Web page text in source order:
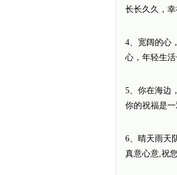
长长久久，幸
4、宽阔的心
心，年轻生
5、你在海边
你的祝福是
6、晴天雨天
真意心意,祝